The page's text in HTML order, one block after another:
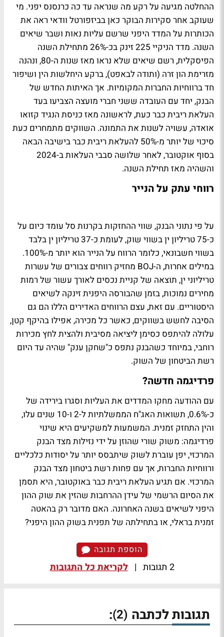
ההחלטה מגיעה על רקע מה שנראה עד כה כרנסנס יפני. מי
שעוקב אחר סקירות הבוקר כאן בביזפורטל וודאי ראה את
הכותרות על המדד היפני שרשם עליות נאות ושבר שיאים
השנה. מדד הניקיי 225 זינק בכ-26% מתחילת השנה
הפיסקלית, רשם שיאים שלא נראו מאז שנות ה-80, ונהנה
מזרימת הון זרה (ותודה לבאפט), ברקע היחלשות הין ושיפור
חד ברווחיות החברות המקומיות. אך האיתות החדש של
הבנק, יחד עם העובדה ששני חברי מועצה הצביעו בעד
העלאת ריבית כבר כעת, לראשונה מאז כניסת הנגיד קזואו
אואדה, עשויה לשנות את התמונה. השווקים מתמחרים כעת
סיכוי של יותר מ-50% להעלאת ריבית כבר בישיבה הבאה
בסוף אוקטובר, לאחר שלושה סבבי העלאות ב-2024
והשהיה מאז תחילת השנה.
רווחי עתק על הנייר
על פי נתוני הבנק, שווי ההחזקות בקרנות סל עומד כיום על
כ-75 טריליון ין בשווי שוק, לעומת כ-37 טריליון ין בלבד
בשווי חשבונאי, כלומר הרווח על הנייר הוא יותר מ-100%.
במילים אחרות, ה-BOJ מחזיק רווחים צבורים של עשרות
טריליוני ין, תוצאה של קניית נכסים לאורך עשור של רמות
מחירים נמוכות, בזמן שהבורסה היפנית זינקה לשיאים
היסטוריים. עם זאת, עצם הרווחים האדירים הללו הם גם
הסיבה לחשש בשווקים, כאשר כל מכירה, אפילו בהיקף קטן,
עלולה להיתפס כסימן ליציאה מסיבית ולהצית לחץ מכירות
רוחבי, במיוחד כשהבנק נתפס כ"שחקן ענק" שהיה עד היום
רשת הביטחון של השוק.
פרדיגמה חדשה?
עם ההודעה מחקו המדדים את העליות וסגרו בירידה של
כ-0.6%, תשואות האג"ח הממשלתיות ל-2 ו-10 שנים עלו,
והין התחזק זמנית. המשמעות למשקיעים היא שינוי
פרדיגמה: משוק שורי שהוזן על ידי נזילות מצד הבנק
המרכזי, יפן עוברת לשוק שיתבסס יותר על יסודות כלכליים
ורווחיות החברות, אך עם פחות רשת ביטחון מצד הבנק
המרכזי. אם תגיע העלאת ריבית כבר באוקטובר, היא תסמן
את הסיום הרשמי של עידן ההרחבות שהזין את שוק ההון
היפני לשיאים בשנה האחרונה. האם מדובר רק בהאטה
זמנית בראלי, או בתחילתה של תפנית בשוק ההון היפני?
הוספת תגובה
2 תגובות | לקריאת כל התגובות
תגובות לכתבה (2)
: